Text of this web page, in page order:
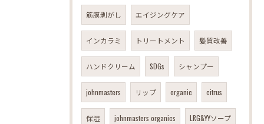
筋膜剥がし エイジングケア
インカラミ トリートメント 髪質改善
ハンドクリーム SDGs シャンプー
johnmasters リップ organic citrus
保湿 johnmasters organics LRG&YYソープ